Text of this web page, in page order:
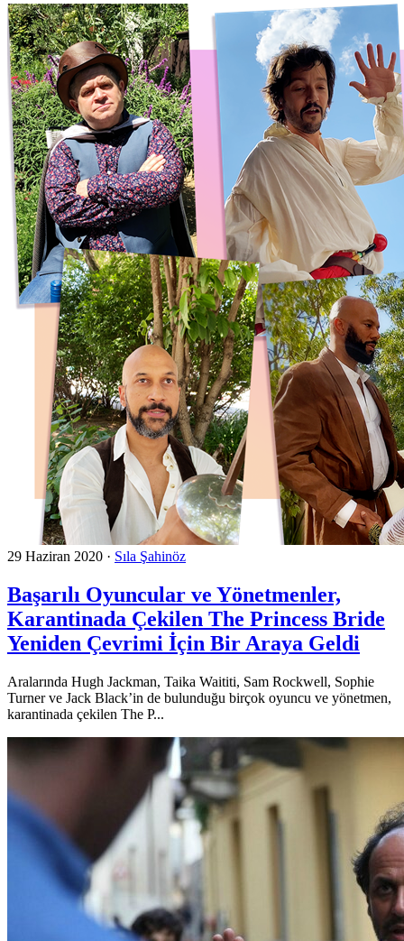
29 Haziran 2020 · Sıla Şahinöz
Başarılı Oyuncular ve Yönetmenler,
Karantinada Çekilen The Princess Bride
Yeniden Çevrimi İçin Bir Araya Geldi
Aralarında Hugh Jackman, Taika Waititi, Sam Rockwell, Sophie
Turner ve Jack Black’in de bulunduğu birçok oyuncu ve yönetmen,
karantinada çekilen The P...